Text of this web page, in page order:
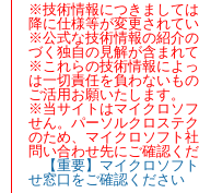
※技術情報につきまして
降に仕様等が変更されて
※公式な技術情報の紹介
づく独自の見解が含まれ
※これらの技術情報によ
は一切責任を負わないも
ご活用お願いたします。
※当サイトはマイクロソ
せん。パーソルクロステ
のため、マイクロソフト
問い合わせ先にご確認くだ
【重要】マイクロソフ
せ窓口をご確認ください